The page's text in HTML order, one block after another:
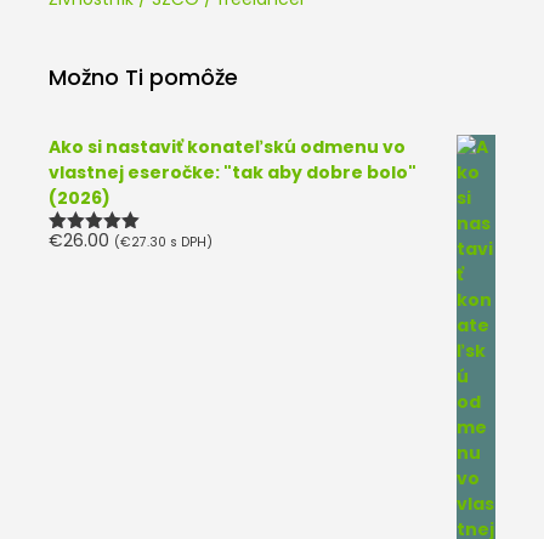
Možno Ti pomôže
Ako si nastaviť konateľskú odmenu vo
vlastnej eseročke: "tak aby dobre bolo"
(2026)
Hodnotenie
€26.00 (€27.30 s DPH)